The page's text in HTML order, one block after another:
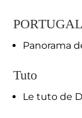
PORTUGAL
Panorama
Tuto
Le tuto de